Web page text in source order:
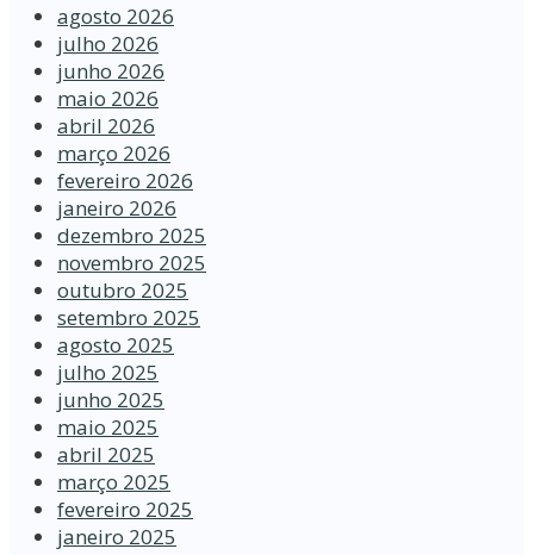
agosto 2026
julho 2026
junho 2026
maio 2026
abril 2026
março 2026
fevereiro 2026
janeiro 2026
dezembro 2025
novembro 2025
outubro 2025
setembro 2025
agosto 2025
julho 2025
junho 2025
maio 2025
abril 2025
março 2025
fevereiro 2025
janeiro 2025